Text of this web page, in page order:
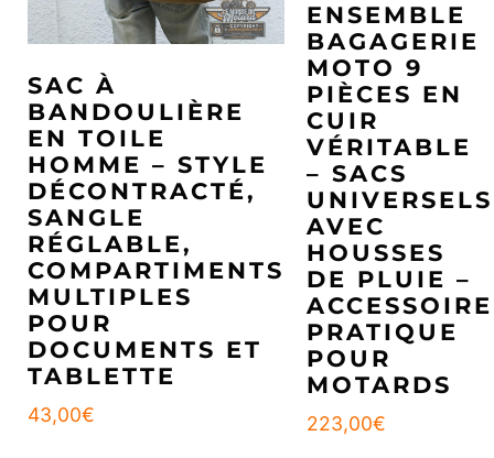
SAC À
BANDOULIÈRE
EN TOILE
HOMME – STYLE
DÉCONTRACTÉ,
SANGLE
RÉGLABLE,
COMPARTIMENTS
MULTIPLES
POUR
DOCUMENTS ET
TABLETTE
43,00€
ENSEMBLE
BAGAGERIE
MOTO 9
PIÈCES EN
CUIR
VÉRITABLE
– SACS
UNIVERSELS
AVEC
HOUSSES
DE PLUIE –
ACCESSOIRE
PRATIQUE
POUR
MOTARDS
223,00€